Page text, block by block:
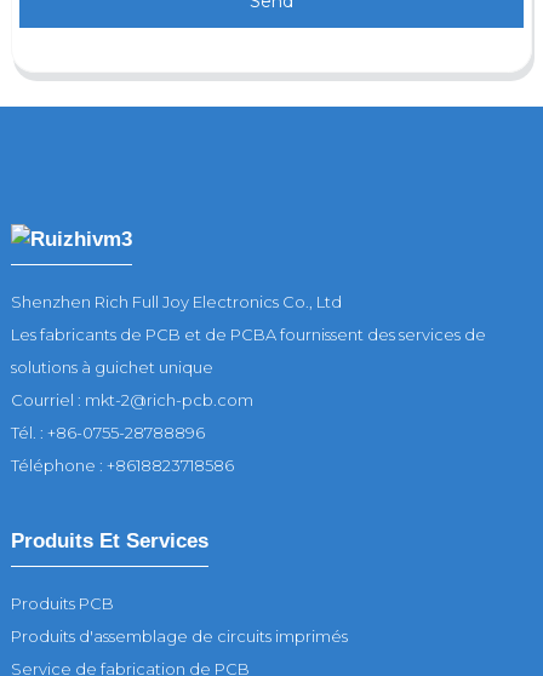
Shenzhen Rich Full Joy Electronics Co., Ltd
Les fabricants de PCB et de PCBA fournissent des services de
solutions à guichet unique
Courriel : mkt-2@rich-pcb.com
Tél. : +86-0755-28788896
Téléphone : +8618823718586
Produits Et Services
Produits PCB
Produits d'assemblage de circuits imprimés
Service de fabrication de PCB